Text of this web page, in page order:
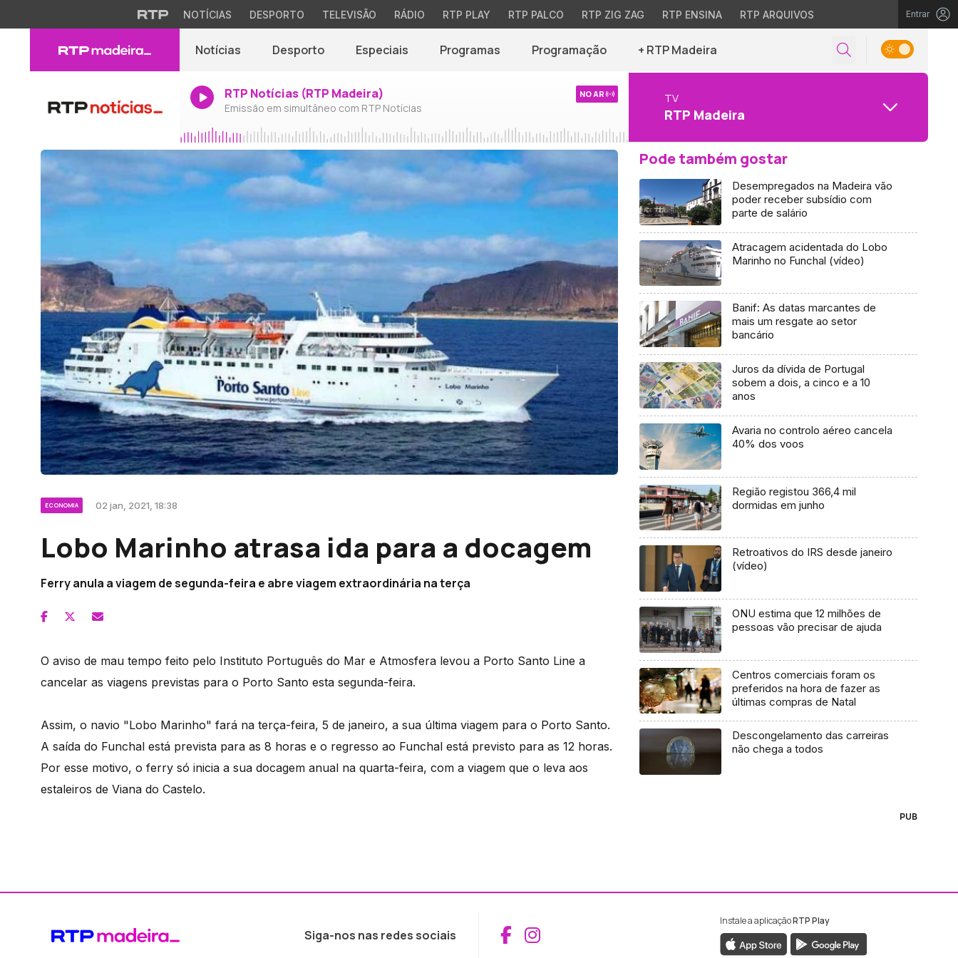
NOTÍCIAS DESPORTO TELEVISÃO RÁDIO RTP PLAY RTP PALCO RTP ZIG ZAG RTP ENSINA RTP ARQUIVOS Entrar
Notícias Desporto Especiais Programas Programação + RTP Madeira
RTP Notícias (RTP Madeira)
Emissão em simultâneo com RTP Notícias
NO AR TV
RTP Madeira
ECONOMIA 02 jan, 2021, 18:38
Lobo Marinho atrasa ida para a docagem
Ferry anula a viagem de segunda-feira e abre viagem extraordinária na terça
O aviso de mau tempo feito pelo Instituto Português do Mar e Atmosfera levou a Porto Santo Line a
cancelar as viagens previstas para o Porto Santo esta segunda-feira.
Assim, o navio "Lobo Marinho" fará na terça-feira, 5 de janeiro, a sua última viagem para o Porto Santo.
A saída do Funchal está prevista para as 8 horas e o regresso ao Funchal está previsto para as 12 horas.
Por esse motivo, o ferry só inicia a sua docagem anual na quarta-feira, com a viagem que o leva aos
estaleiros de Viana do Castelo.
Pode também gostar
Desempregados na Madeira vão
poder receber subsídio com
parte de salário
Atracagem acidentada do Lobo
Marinho no Funchal (vídeo)
Banif: As datas marcantes de
mais um resgate ao setor
bancário
Juros da dívida de Portugal
sobem a dois, a cinco e a 10
anos
Avaria no controlo aéreo cancela
40% dos voos
Região registou 366,4 mil
dormidas em junho
Retroativos do IRS desde janeiro
(vídeo)
ONU estima que 12 milhões de
pessoas vão precisar de ajuda
Centros comerciais foram os
preferidos na hora de fazer as
últimas compras de Natal
Descongelamento das carreiras
não chega a todos
PUB
Siga-nos nas redes sociais Aceder ao Facebook da RTP Madeira
Aceder ao Instagram da RTP Madeira
Instale a aplicaçãoRTP Play